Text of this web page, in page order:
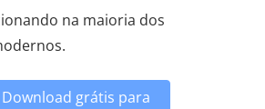
na maioria dos
grátis para